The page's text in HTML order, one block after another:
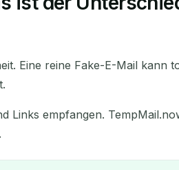
Eine reine Fake-E-Mail kann
Links empfangen.